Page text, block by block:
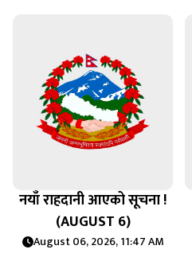
नयाँ राहदानी आएको सूचना !
(AUGUST 6)
August 06, 2026, 11:47 AM